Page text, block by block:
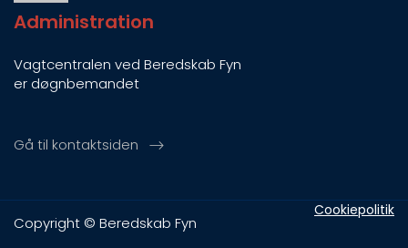
Administration
Vagtcentralen ved Beredskab Fyn
er døgnbemandet
Gå til kontaktsiden
Copyright © Beredskab Fyn
Cookiepolitik